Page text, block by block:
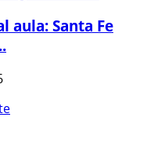
aula: Santa Fe